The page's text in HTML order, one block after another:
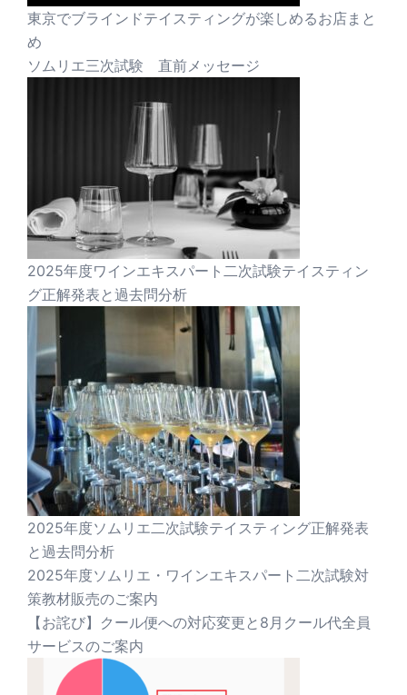
東京でブラインドテイスティングが楽しめるお店まと
め
ソムリエ三次試験 直前メッセージ
2025年度ワインエキスパート二次試験テイスティン
グ正解発表と過去問分析
2025年度ソムリエ二次試験テイスティング正解発表
と過去問分析
2025年度ソムリエ・ワインエキスパート二次試験対
策教材販売のご案内
【お詫び】クール便への対応変更と8月クール代全員
サービスのご案内